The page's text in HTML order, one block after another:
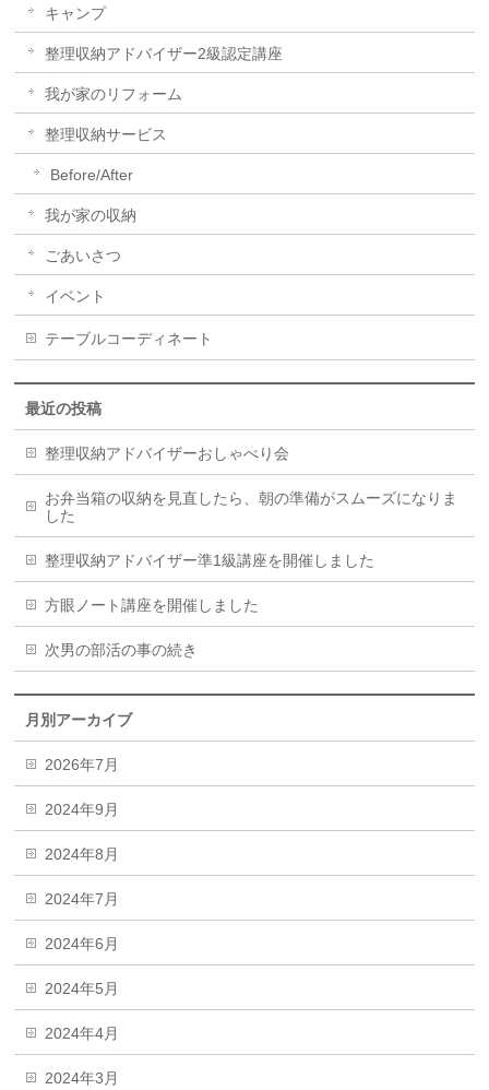
キャンプ
整理収納アドバイザー2級認定講座
我が家のリフォーム
整理収納サービス
Before/After
我が家の収納
ごあいさつ
イベント
テーブルコーディネート
最近の投稿
整理収納アドバイザーおしゃべり会
お弁当箱の収納を見直したら、朝の準備がスムーズになりま
した
整理収納アドバイザー準1級講座を開催しました
方眼ノート講座を開催しました
次男の部活の事の続き
月別アーカイブ
2026年7月
2024年9月
2024年8月
2024年7月
2024年6月
2024年5月
2024年4月
2024年3月